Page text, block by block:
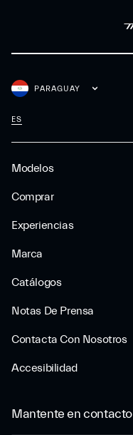
Modelos
Comprar
Experiencias
Marca
Catálogos
Notas De Prensa
Contacta Con Nosotros
Accesibilidad
PARAGUAY
ES
Mantente en contacto